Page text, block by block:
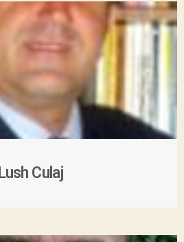
Lush Culaj